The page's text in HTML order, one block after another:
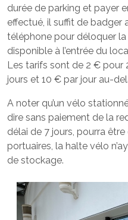
durée de parking et payer
effectué, il suffit de badger
téléphone pour déloquer
disponible à l’entrée du
Les tarifs sont de 2 € pour
jours et 10 € par jour au-
A noter qu’un vélo
dire sans paiement de la
délai de 7 jours, pourra
portuaires, la halte vélo
de stockage.